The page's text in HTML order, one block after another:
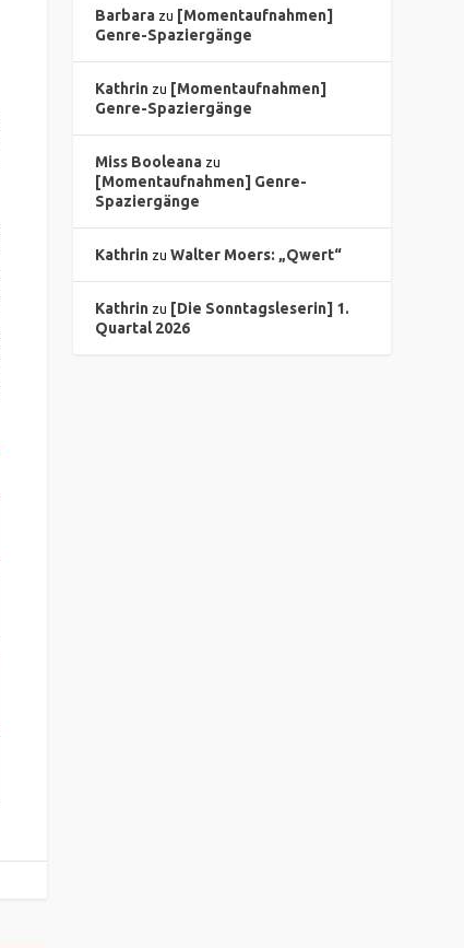
Barbara zu [Momentaufnahmen]
Genre-Spaziergänge
Kathrin zu [Momentaufnahmen]
Genre-Spaziergänge
Miss Booleana zu
[Momentaufnahmen] Genre-
Spaziergänge
Kathrin zuWalter Moers: „Qwert“
Kathrin zu [Die Sonntagsleserin] 1.
Quartal 2026